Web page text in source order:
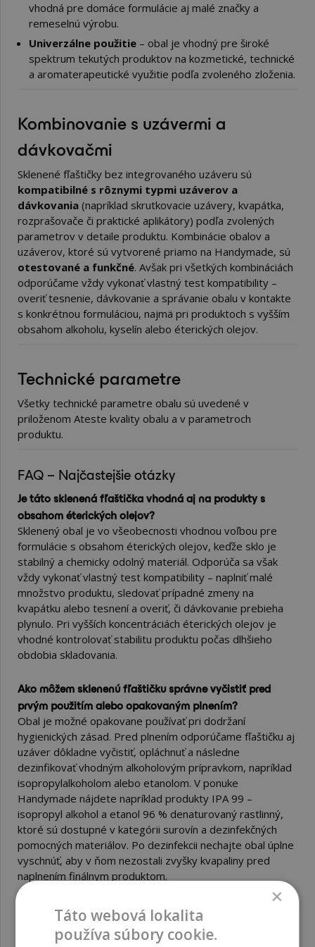
vhodná pre domáce formulácie aj malé značky a
remeselnú výrobu.
Univerzálne použitie – obal je vhodný pre široké
spektrum tekutých produktov na kozmetické, technické
a aromaterapeutické využitie podľa zvoleného zloženia.
Kombinovanie s uzávermi a
dávkovačmi
Sklenené fľaštičky bez integrovaného uzáveru sú
kompatibilné s rôznymi typmi uzáverov a
dávkovania (napríklad skrutkovacie uzávery, kvapátka,
rozprašovače či praktické aplikátory) podľa zvolených
parametrov v detaile produktu. Kombinácie obalov a
uzáverov, ktoré sú vytvorené priamo na Handymade, sú
otestované a funkčné. Avšak pri všetkých kombináciách
odporúčame vždy vykonať vlastný test kompatibility –
overiť tesnenie, dávkovanie a správanie obalu v kontakte
s konkrétnou formuláciou, najmä pri produktoch s vyšším
obsahom alkoholu, kyselín alebo éterických olejov.
Technické parametre
Všetky technické parametre obalu sú uvedené v
priloženom Ateste kvality obalu a v parametroch
produktu.
FAQ – Najčastejšie otázky
Je táto sklenená fľaštička vhodná aj na produkty s
obsahom éterických olejov?
Sklenený obal je vo všeobecnosti vhodnou voľbou pre
formulácie s obsahom éterických olejov, keďže sklo je
stabilný a chemicky odolný materiál. Odporúča sa však
vždy vykonať vlastný test kompatibility – naplniť malé
množstvo produktu, sledovať prípadné zmeny na
kvapátku alebo tesnení a overiť, či dávkovanie prebieha
plynulo. Pri vyšších koncentráciách éterických olejov je
vhodné kontrolovať stabilitu produktu počas dlhšieho
obdobia skladovania.
Ako môžem sklenenú fľaštičku správne vyčistiť pred
prvým použitím alebo opakovaným plnením?
Obal je možné opakovane používať pri dodržaní
hygienických zásad. Pred plnením odporúčame fľaštičku aj
uzáver dôkladne vyčistiť, opláchnuť a následne
dezinfikovať vhodným alkoholovým prípravkom, napríklad
isopropylalkoholom alebo etanolom. V ponuke
Handymade nájdete napríklad produkty IPA 99 –
isopropyl alkohol a etanol 96 % denaturovaný rastlinný,
ktoré sú dostupné v kategórii surovín a dezinfekčných
pomocných materiálov. Po dezinfekcii nechajte obal úplne
vyschnúť, aby v ňom nezostali zvyšky kvapaliny pred
naplnením finálnym produktom.
Je možné túto fľaštičku používať opakovane a na rôzne
typy produktov?
Fľaštičku je možné opakovane používať, ak dodržíte
×
Táto webová lokalita
používa súbory cookie.